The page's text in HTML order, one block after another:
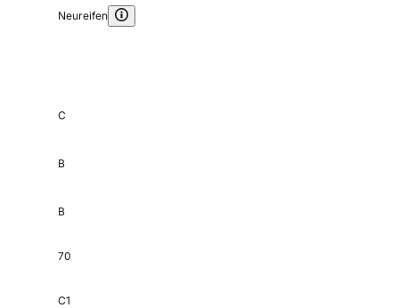
Neureifen
C
B
B
70
C1